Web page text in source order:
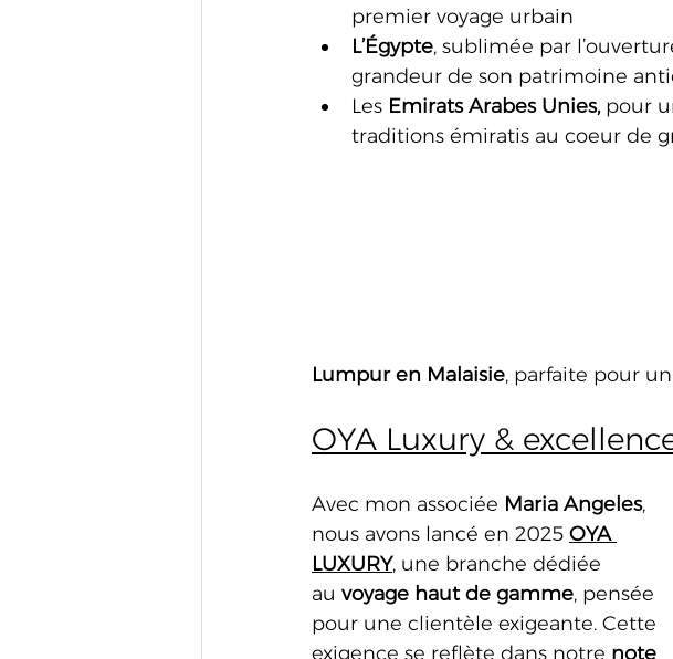
premier voyage urbain
L’Égypte, sublimée par
grandeur de son patrimoine
Les Emirats Arabes Unies, pour
traditions émiratis au coeur de
Lumpur en Malaisie, parfaite pour un
OYA Luxury &
Avec mon associée Maria Angeles,
nous avons lancé en 2025 OYA
LUXURY, une branche dédiée
au voyage haut de gamme, pensée
pour une clientèle exigeante. Cette
exigence se reflète dans notre note